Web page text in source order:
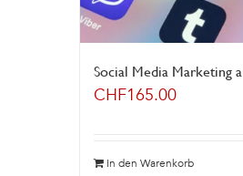
Social Media Marketing
CHF165.00
In den Warenkorb